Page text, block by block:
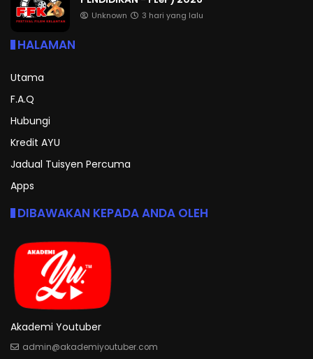
Unknown 3 hari yang lalu
HALAMAN
Utama
F.A.Q
Hubungi
Kredit AYU
Jadual Tuisyen Percuma
Apps
DIBAWAKAN KEPADA ANDA OLEH
Akademi Youtuber
admin@akademiyoutuber.com